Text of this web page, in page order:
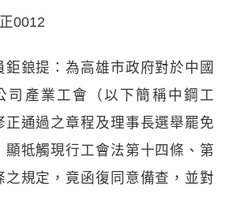
0012
鉅鋃提：為高雄市政府對於中國
司產業工會（以下簡稱中鋼工
正通過之章程及理事長選舉罷免
顯牴觸現行工會法第十四條、第
之規定，竟函復同意備查，並對